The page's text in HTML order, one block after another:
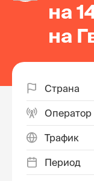
на
на
Страна
Оператор
Трафик
Период